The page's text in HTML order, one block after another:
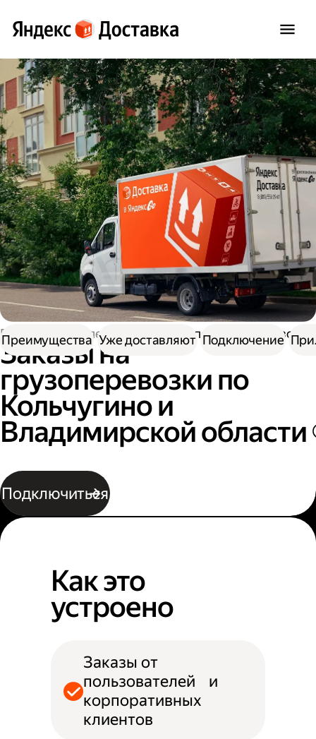
Работа водителем Заказы на перевозку грузов
Заказы на
грузоперевозки по
Кольчугино и
Владимирской области
Подключиться
Преимущества Уже доставляют Подключение
Как это
устроено
Заказы от
пользователей и
корпоративных
клиентов